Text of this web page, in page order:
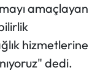
amaçlayan
hizmetlerine
dedi.